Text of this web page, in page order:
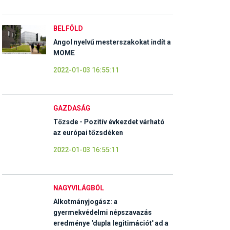
BELFÖLD
Angol nyelvű mesterszakokat indít a
MOME
2022-01-03 16:55:11
GAZDASÁG
Tőzsde - Pozitív évkezdet várható
az európai tőzsdéken
2022-01-03 16:55:11
NAGYVILÁGBÓL
Alkotmányjogász: a
gyermekvédelmi népszavazás
eredménye 'dupla legitimációt' ad a